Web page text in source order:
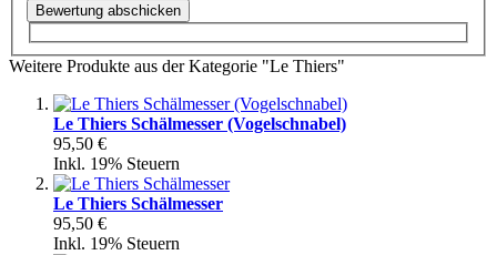
Bewertung abschicken
Weitere Produkte aus der Kategorie "Le Thiers"
Le Thiers Schälmesser (Vogelschnabel)
95,50 €
Inkl. 19% Steuern
Le Thiers Schälmesser
95,50 €
Inkl. 19% Steuern